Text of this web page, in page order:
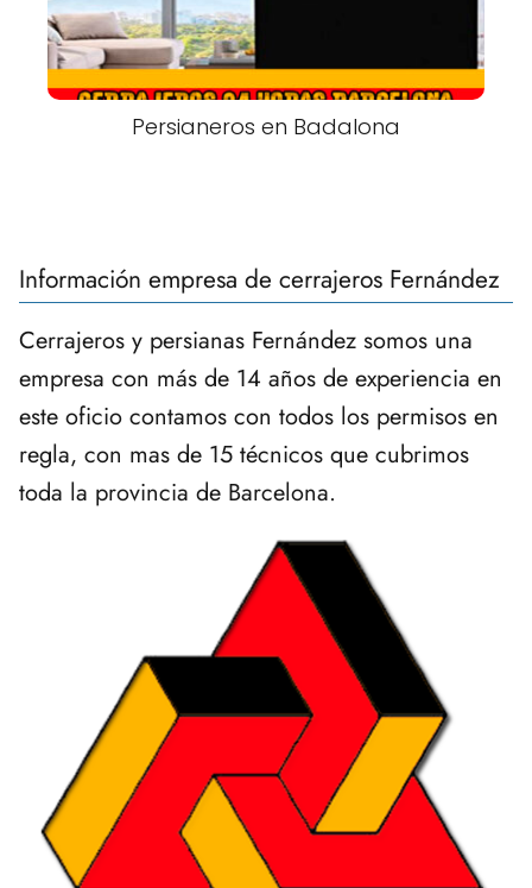
Persianeros en Badalona
Información empresa de cerrajeros Fernández
Cerrajeros y persianas Fernández somos una
empresa con más de 14 años de experiencia en
este oficio contamos con todos los permisos en
regla, con mas de 15 técnicos que cubrimos
toda la provincia de Barcelona.